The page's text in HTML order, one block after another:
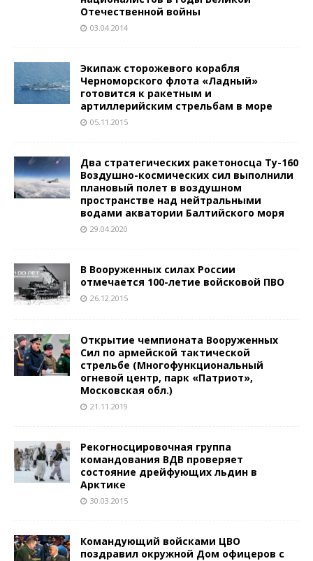
Отечественной войны
03.04.2014
Экипаж сторожевого корабля
Черноморского флота «Ладный»
готовится к ракетным и
артиллерийским стрельбам в море
05.11.2015
Два стратегических ракетоносца Ту-160
Воздушно-космических сил выполнили
плановый полет в воздушном
пространстве над нейтральными
водами акватории Балтийского моря
29.04.2020
В Вооруженных силах России
отмечается 100-летие войсковой ПВО
26.12.2015
Открытие чемпионата Вооруженных
Сил по армейской тактической
стрельбе (Многофункциональный
огневой центр, парк «Патриот»,
Московская обл.)
21.11.2019
Рекогносцировочная группа
командования ВДВ проверяет
состояние дрейфующих льдин в
Арктике
30.03.2015
Командующий войсками ЦВО
поздравил окружной Дом офицеров с